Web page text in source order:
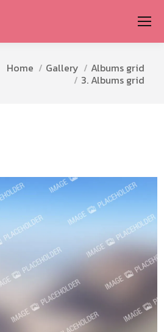
You are here:
Home Gallery
Albums grid
3. Albums grid